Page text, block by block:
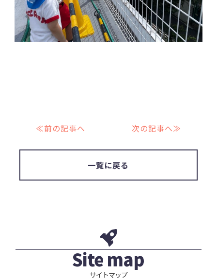
≪前の記事へ 次の記事へ≫
一覧に戻る
Site map
サイトマップ